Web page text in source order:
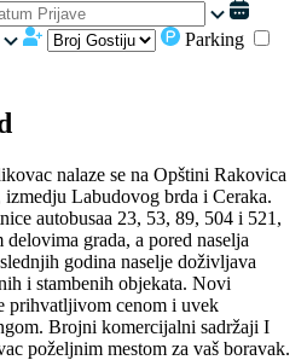
Parking
nalaze se na Opštini Rakovica
Labudovog brda i Ceraka.
autobusaa 23, 53, 89, 504 i 521,
grada, a pored naselja
godina naselje doživljava
i stambenih objekata. Novi
prihvatljivom cenom i uvek
Brojni komercijalni sadržaji I
poželjnim mestom za vaš boravak.